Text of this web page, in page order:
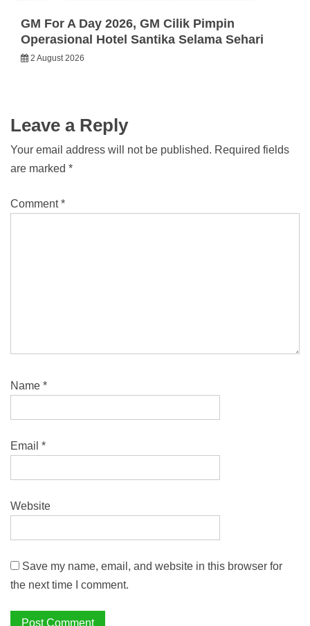
GM For A Day 2026, GM Cilik Pimpin
Operasional Hotel Santika Selama Sehari
2 August 2026
Leave a Reply
Your email address will not be published. Required fields
are marked *
Comment*
Name *
Email *
Website
Save my name, email, and website in this browser for
the next time I comment.